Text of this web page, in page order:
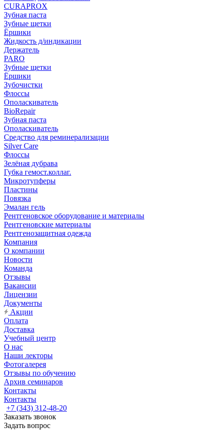
CURAPROX
Зубная паста
Зубные щетки
Ёршики
Жидкость д/индикации
Держатель
PARO
Зубные щетки
Ёршики
Зубочистки
Флоссы
Ополаскиватель
BioRepair
Зубная паста
Ополаскиватель
Средство для реминерализации
Silver Care
Флоссы
Зелёная дубрава
Губка гемост.коллаг.
Микротупферы
Пластины
Повязка
Эмалан гель
Рентгеновское оборудование и материалы
Рентгеновские материалы
Рентгенозащитная одежда
Компания
О компании
Новости
Команда
Отзывы
Вакансии
Лицензии
Документы
Акции
Оплата
Доставка
Учебный центр
О нас
Наши лекторы
Фотогалерея
Отзывы по обучению
Архив семинаров
Контакты
Контакты
+7 (343) 312-48-20
Заказать звонок
Задать вопрос